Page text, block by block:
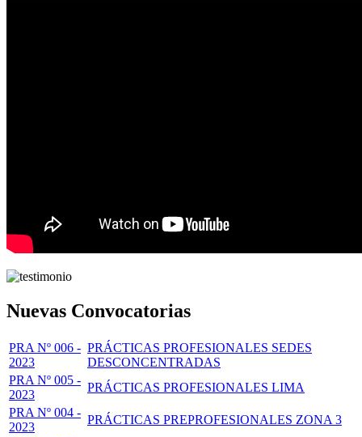
Nuevas Convocatorias
PRA Nº 006 -
2023
PRÁCTICAS PROFESIONALES SEDES
DESCONCENTRADAS
PRA Nº 005 -
2023
PRÁCTICAS PROFESIONALES LIMA
PRA Nº 004 -
2023
PRÁCTICAS PREPROFESIONALES ZONA 3